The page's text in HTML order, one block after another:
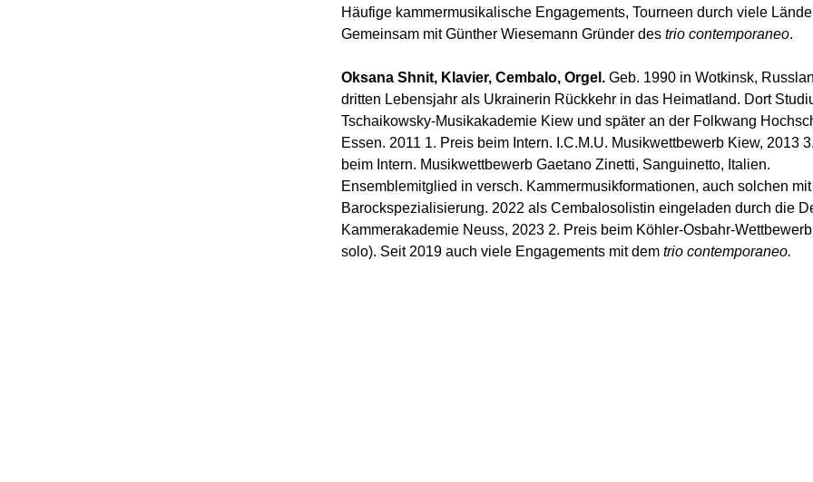
Häufige kammermusikalische Engagements, Tourneen durch viele
Gemeinsam mit Günther Wiesemann Gründer des trio contemporaneo.
Oksana Shnit, Klavier, Cembalo, Orgel. Geb. 1990 in Wotkinsk,
dritten Lebensjahr als Ukrainerin Rückkehr in das Heimatland. Dort
Tschaikowsky-Musikakademie Kiew und später an der Folkwang
Essen. 2011 1. Preis beim Intern. I.C.M.U. Musikwettbewerb Kiew, 2013
beim Intern. Musikwettbewerb Gaetano Zinetti, Sanguinetto, Italien.
Ensemblemitglied in versch. Kammermusikformationen, auch solchen mit
Barockspezialisierung. 2022 als Cembalosolistin eingeladen durch die
Kammerakademie Neuss, 2023 2. Preis beim Köhler-Osbahr-
solo). Seit 2019 auch viele Engagements mit dem trio contemporaneo.